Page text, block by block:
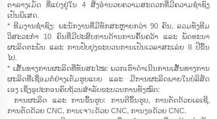
ຕາລາງເມັດ ທີ່ແບ່ງຢູ່ໃນ 4 ສິ່ງອຳນວຍຄວາມສະດວກທີ່ມີຄວາມຊ່ຳຊົງ
ເປັນພິເສດ.
* ທີມງານຊ່ຳຊົງ: ພະນັກງານທີ່ມີທັກສະຫຼາຍກວ່າ 90 ຄົນ, ລວມທັງທີມ
ວິສະວະກຳ 10 ຄົນທີ່ມີປະສົບການດ້ານການຄົ້ນຄວ້າ ແລະ ພັດທະນາ
ຜະລິດຕະພັນ ແລະ ການປັບປຸງຂະບວນການເປັນເວລາສະເລ່ຍ 8 ປີຂຶ້ນ
ໄປ.
* ເສັ້ນທາງການຜະລິດທີ່ທັນສະໄໝ: ພວກເຮົາດຳເນີນການເສັ້ນທາງການ
ຜະລິດທີ່ເຊື່ອມຕໍ່ຢ່າງເຕັມຮູບແບບ ແລະ ມີການຜະລິດພາຍໃນບໍລິສັດ
ເອງ ເຊິ່ງອຸປະກອນຄົບຖ້ວນສຳລັບຂະບວນການທັງໝົດ:
ການຜະລິດ ແລະ ການຂຶ້ນຮູບ: ການຕີຂຶ້ນຮູບ, ການຕັດດ້ວຍເລເຊີ,
ການຕັດດ້ວຍ CNC, ການເຈาะດ້ວຍ CNC, ການງອດ້ວຍ CNC.